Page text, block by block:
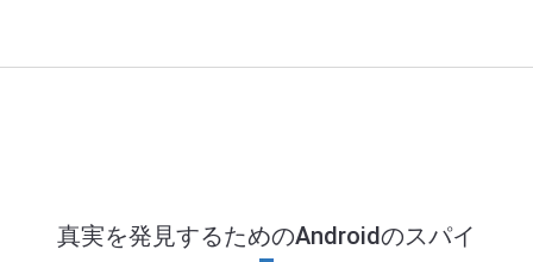
真実を発見するためのAndroidのスパイ